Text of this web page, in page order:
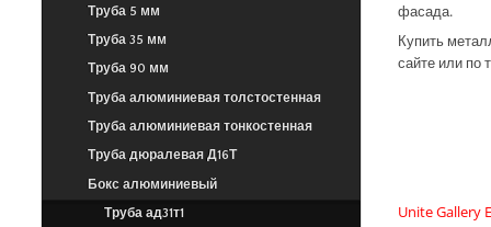
Труба 5 мм
Труба 35 мм
Труба 90 мм
Труба алюминиевая толстостенная
Труба алюминиевая тонкостенная
Труба дюралевая Д16Т
Бокс алюминиевый
Труба ад31т1
фасада.
Купить
сайте или по
Unite Gallery